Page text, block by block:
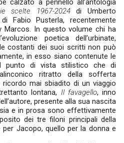
calzato a pennello all’antologia
scelte 1967-2024di Umberto
Fabio Pusterla, recentemente
In questo volume chi ha
poetica dell’urbinate,
costanti dei suoi scritti non può
in esso siano contenute le
punto di vista stilistico che di
ritratto della sofferta
ricordo mai sbiadito di un viaggio
lontana, Il favagello, inno
presente alla sua nascita
e in prosa sono effettivamente
dei tre filoni principali della
per Jacopo, quello per la donna e